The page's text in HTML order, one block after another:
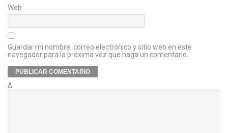
Web
Guardar mi nombre, correo electrónico y sitio web en este
navegador para la próxima vez que haga un comentario.
Δ